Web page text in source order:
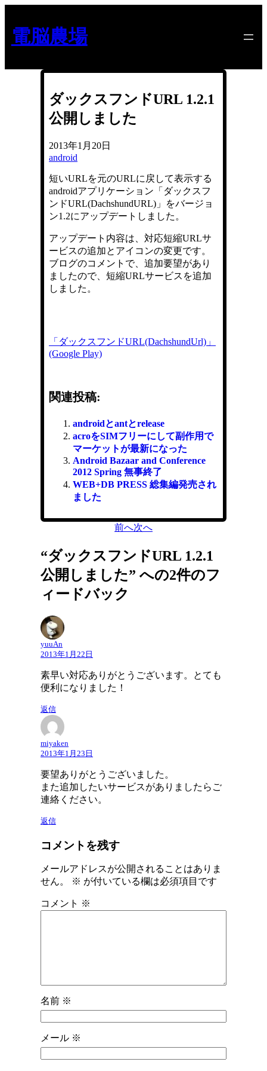
を
ス
ッ
電脳農場
ダックスフンドURL 1.2.1
公開しました
2013年1月20日
android
短いURLを元のURLに戻して表示する
androidアプリケーション「ダックスフ
ンドURL(DachshundURL)」をバージョ
ン1.2にアップデートしました。
アップデート内容は、対応短縮URLサ
ービスの追加とアイコンの変更です。
ブログのコメントで、追加要望があり
ましたので、短縮URLサービスを追加
しました。
「ダックスフンドURL(DachshundUrl)」
(Google Play)
関連投稿:
androidとantとrelease
acroをSIMフリーにして副作用で
マーケットが最新になった
Android Bazaar and Conference
2012 Spring 無事終了
WEB+DB PRESS 総集編発売され
ました
前へ次へ
“ダックスフンドURL 1.2.1
公開しました” への2件のフ
ィードバック
yuuAn
2013年1月22日
素早い対応ありがとうございます。とても
便利になりました！
返信
miyaken
2013年1月23日
要望ありがとうございました。
また追加したいサービスがありましたらご
連絡ください。
返信
コメントを残す
メールアドレスが公開されることはありま
せん。
※ が付いている欄は必須項目です
コメント ※
名前 ※
メール ※